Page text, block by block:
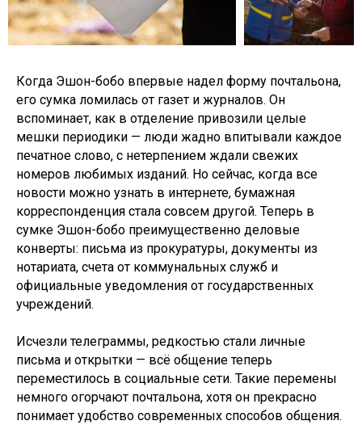
Когда Эшон-бобо впервые надел форму почтальона,
его сумка ломилась от газет и журналов. Он
вспоминает, как в отделение привозили целые
мешки периодики — люди жадно впитывали каждое
печатное слово, с нетерпением ждали свежих
номеров любимых изданий. Но сейчас, когда все
новости можно узнать в интернете, бумажная
корреспонденция стала совсем другой. Теперь в
сумке Эшон-бобо преимущественно деловые
конверты: письма из прокуратуры, документы из
нотариата, счета от коммунальных служб и
официальные уведомления от государственных
учреждений.
Исчезли телеграммы, редкостью стали личные
письма и открытки — всё общение теперь
переместилось в социальные сети. Такие перемены
немного огорчают почтальона, хотя он прекрасно
понимает удобство современных способов общения.